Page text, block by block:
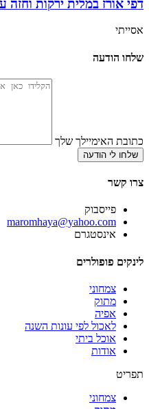
דפי אורז במלית ירקות וחזה
אסייתי
שלחו הודעה
כתובת האימיילך שלך
שלחו לי הודעה
צרו קשר
פייסבוק
‫maromhaya@yahoo.com
אינסטגרם
לינקים פופולרים
צמחוני
מתוק
אפיה
לאכול לפי עונות השנה
אוכל ביתי
אודות
תפריט
צמחוני